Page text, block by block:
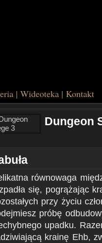
| Wideoteka | Kontakt
Dungeon
równowaga
się, pogrążając
przy życiu
próbę
upadku.
krainę Ehb,